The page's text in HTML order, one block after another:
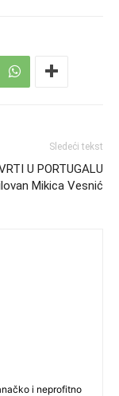
Sledeći tekst
U PORTUGALU
Mikica Vesnić
i neprofitno